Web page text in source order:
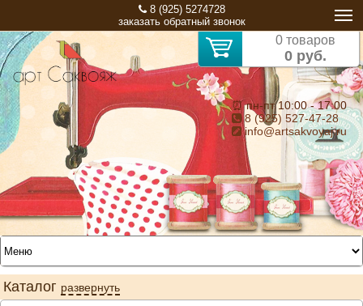
8 (925) 5274728
заказать обратный звонок
0 товаров
0 руб.
⏰ пн-пт 10:00 - 17:00
8 (925) 527-47-28
info@artsakvoyaj.ru
Каталог развернуть